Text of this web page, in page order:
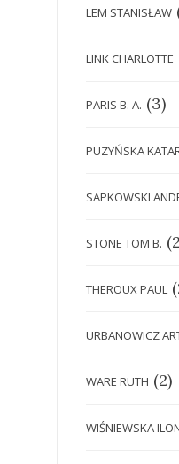
LEM STANISŁAW
LINK CHARLOTTE
PARIS B. A. (3)
PUZYŃSKA
SAPKOWSKI
STONE TOM B.
THEROUX PAUL
URBANOWICZ
WARE RUTH (2)
WIŚNIEWSKA